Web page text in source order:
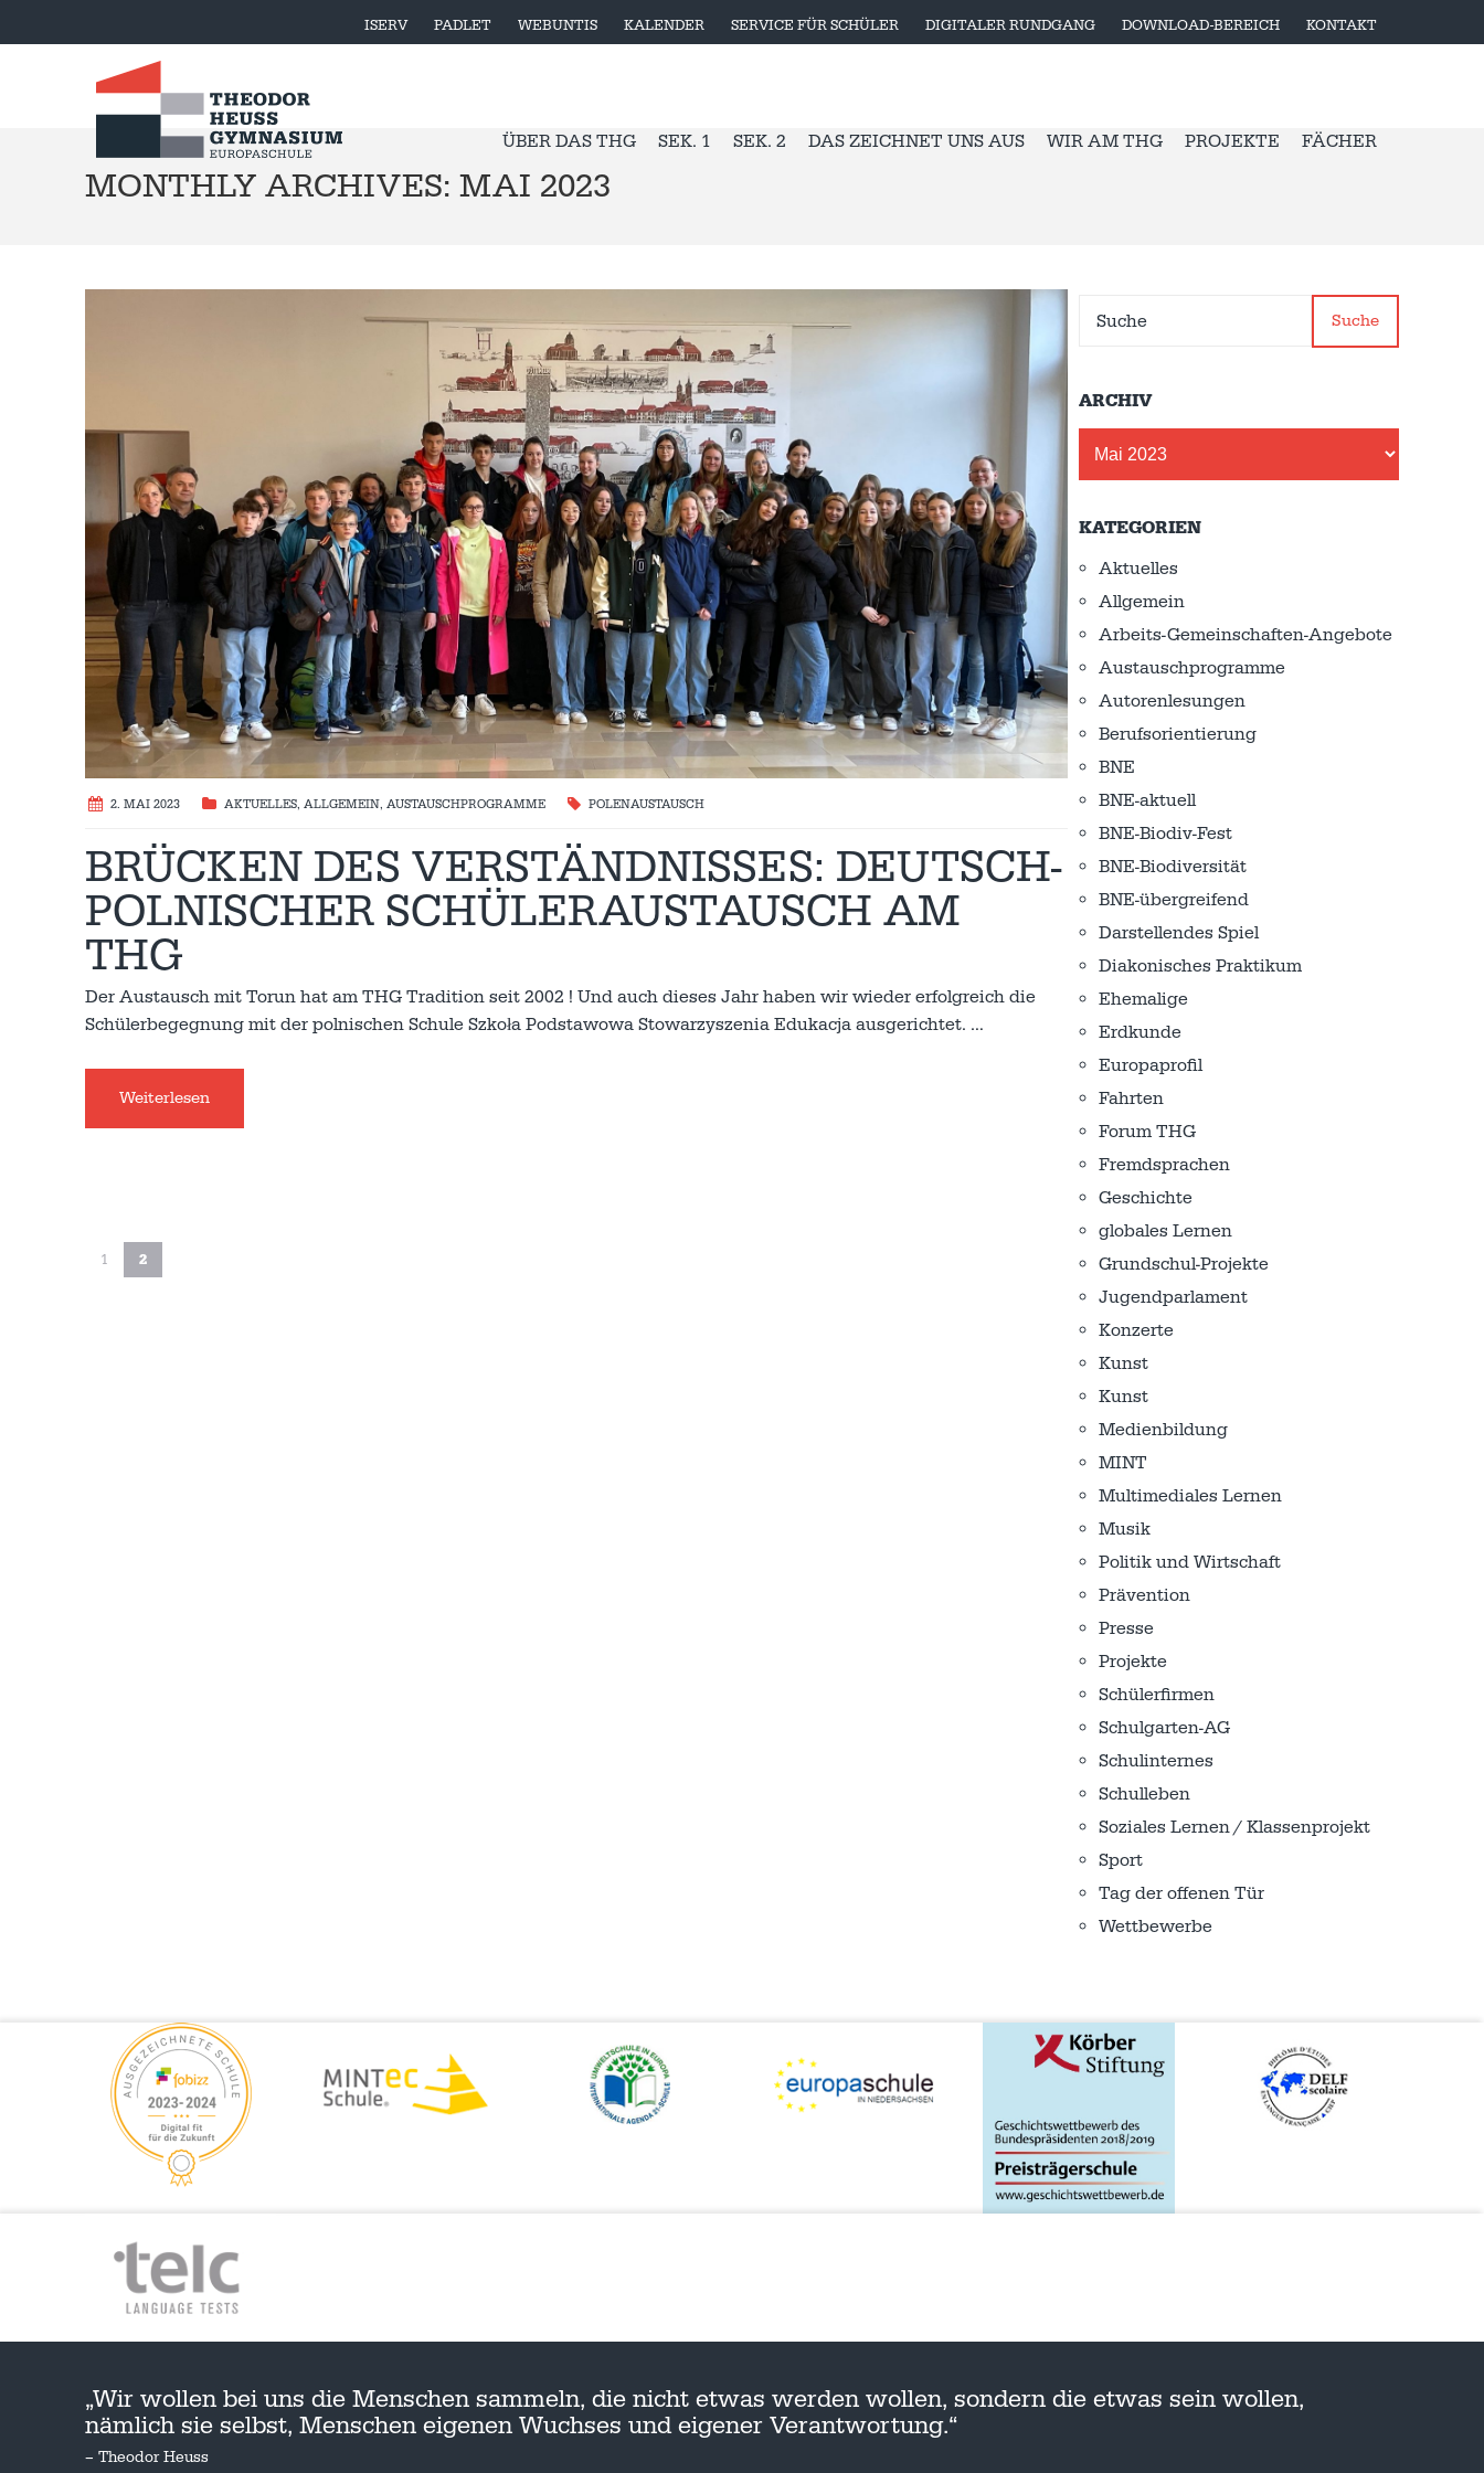
ISERV PADLET WEBUNTIS KALENDER SERVICE FÜR SCHÜLER DIGITALER RUNDGANG DOWNLOAD-BEREICH KONTAKT
ÜBER DAS THG SEK. 1 SEK. 2 DAS ZEICHNET UNS AUS WIR AM THG PROJEKTE FÄCHER
MONTHLY ARCHIVES: MAI 2023
2. MAI 2023 AKTUELLES, ALLGEMEIN, AUSTAUSCH­PROGRAMME POLENAUSTAUSCH
BRÜCKEN DES VERSTÄNDNISSES: DEUTSCH-
POLNISCHER SCHÜLERAUSTAUSCH AM
THG
Der Austausch mit Torun hat am THG Tradition seit 2002 ! Und auch dieses Jahr haben wir wieder erfolgreich die
Schülerbegegnung mit der polnischen Schule Szkoła Podstawowa Stowarzyszenia Edukacja ausgerichtet. …
Weiterlesen
1 2
Suche
ARCHIV
KATEGORIEN
Aktuelles
Allgemein
Arbeits-Gemeinschaften-Angebote
Austausch­programme
Autorenlesungen
Berufsorientierung
BNE
BNE-aktuell
BNE-Biodiv-Fest
BNE-Biodiversität
BNE-übergreifend
Darstellendes Spiel
Diakonisches Praktikum
Ehemalige
Erdkunde
Europaprofil
Fahrten
Forum THG
Fremdsprachen
Geschichte
globales Lernen
Grundschul-Projekte
Jugendparlament
Konzerte
Kunst
Kunst
Medienbildung
MINT
Multimediales Lernen
Musik
Politik und Wirtschaft
Prävention
Presse
Projekte
Schülerfirmen
Schulgarten-AG
Schulinternes
Schulleben
Soziales Lernen / Klassenprojekt
Sport
Tag der offenen Tür
Wettbewerbe
„Wir wollen bei uns die Menschen sammeln, die nicht etwas werden wollen, sondern die etwas sein wollen,
nämlich sie selbst, Menschen eigenen Wuchses und eigener Verantwortung.“
– Theodor Heuss